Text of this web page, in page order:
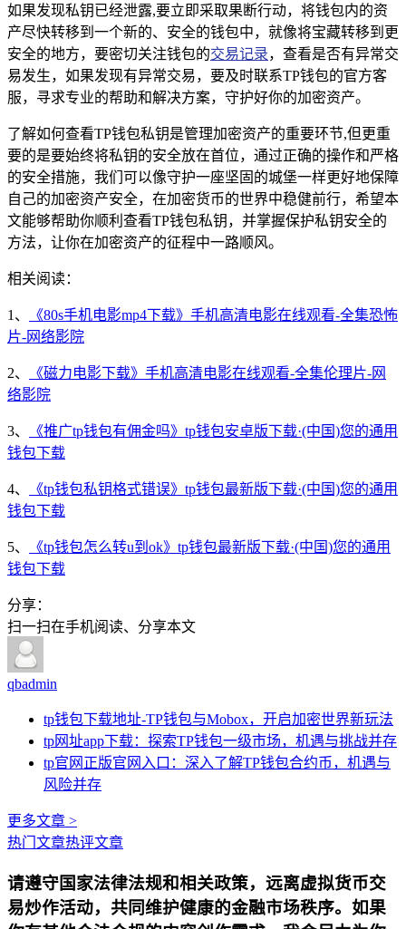
如果发现私钥已经泄露,要立即采取果断行动，将钱包内的资
产尽快转移到一个新的、安全的钱包中，就像将宝藏转移到更
安全的地方，要密切关注钱包的交易记录，查看是否有异常交
易发生，如果发现有异常交易，要及时联系TP钱包的官方客
服，寻求专业的帮助和解决方案，守护好你的加密资产。
了解如何查看TP钱包私钥是管理加密资产的重要环节,但更重
要的是要始终将私钥的安全放在首位，通过正确的操作和严格
的安全措施，我们可以像守护一座坚固的城堡一样更好地保障
自己的加密资产安全，在加密货币的世界中稳健前行，希望本
文能够帮助你顺利查看TP钱包私钥，并掌握保护私钥安全的
方法，让你在加密资产的征程中一路顺风。
相关阅读：
1、
《80s手机电影mp4下载》手机高清电影在线观看-全集恐怖
片-网络影院
2、
《磁力电影下载》手机高清电影在线观看-全集伦理片-网
络影院
3、
《推广tp钱包有佣金吗》tp钱包安卓版下载·(中国)您的通用
钱包下载
4、
《tp钱包私钥格式错误》tp钱包最新版下载·(中国)您的通用
钱包下载
5、
《tp钱包怎么转u到ok》tp钱包最新版下载·(中国)您的通用
钱包下载
分享：
扫一扫在手机阅读、分享本文
qbadmin
tp钱包下载地址-TP钱包与Mobox，开启加密世界新玩法
tp网址app下载：探索TP钱包一级市场，机遇与挑战并存
tp官网正版官网入口：深入了解TP钱包合约币，机遇与
风险并存
更多文章 >
热门文章热评文章
请遵守国家法律法规和相关政策，远离虚拟货币交
易炒作活动，共同维护健康的金融市场秩序。如果